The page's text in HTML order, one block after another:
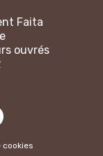
Faita
ouvrés
cookies